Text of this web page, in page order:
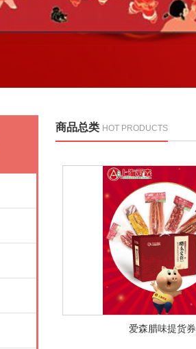
商品总类 HOT PRODUCTS
爱森腊味提货券